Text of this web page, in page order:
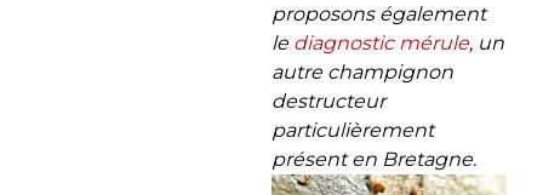
proposons également
le diagnostic mérule, un
autre champignon
destructeur
particulièrement
présent en Bretagne.